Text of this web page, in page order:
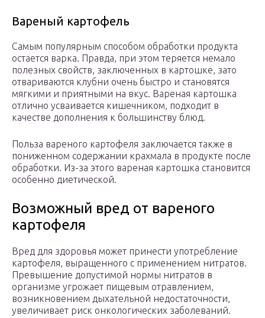
Вареный картофель
Самым популярным способом обработки продукта
остается варка. Правда, при этом теряется немало
полезных свойств, заключенных в картошке, зато
отвариваются клубни очень быстро и становятся
мягкими и приятными на вкус. Вареная картошка
отлично усваивается кишечником, подходит в
качестве дополнения к большинству блюд.
Польза вареного картофеля заключается также в
пониженном содержании крахмала в продукте после
обработки. Из-за этого вареная картошка становится
особенно диетической.
Возможный вред от вареного
картофеля
Вред для здоровья может принести употребление
картофеля, выращенного с применением нитратов.
Превышение допустимой нормы нитратов в
организме угрожает пищевым отравлением,
возникновением дыхательной недостаточности,
увеличивает риск онкологических заболеваний.